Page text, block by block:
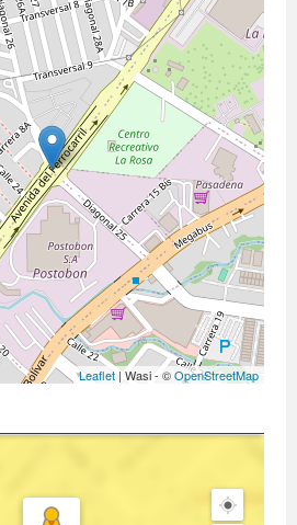
Leaflet | Wasi - ©OpenStreetMap